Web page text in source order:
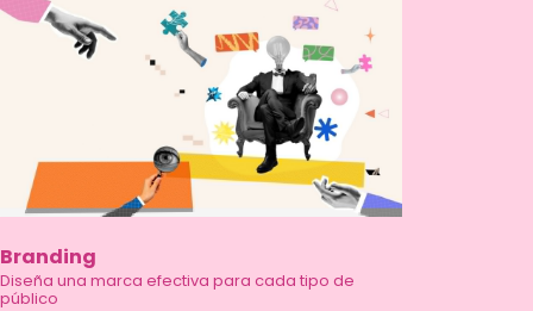
Branding
Diseña una marca efectiva para cada tipo de
público